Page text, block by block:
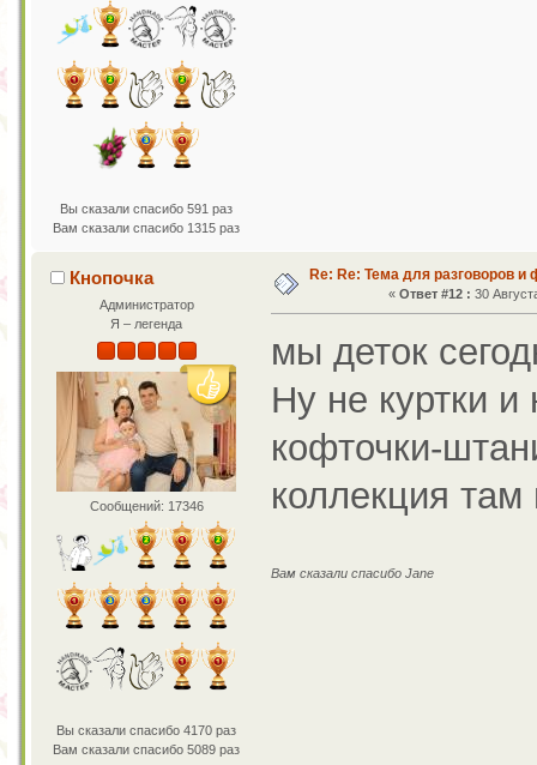
Вы сказали спасибо 591 раз
Вам сказали спасибо 1315 раз
Кнопочка
Администратор
Я – легенда
Сообщений: 17346
Вы сказали спасибо 4170 раз
Вам сказали спасибо 5089 раз
Re: Re: Тема для разговоров и
« Ответ #12 : 30
мы деток
Ну не куртки и
кофточки-
коллекция
Вам сказали спасибо Jane